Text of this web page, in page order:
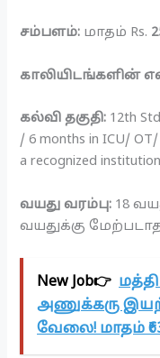
சம்பளம்: மாதம் Rs.
காலியிடங்களின்
கல்வி தகுதி: 12th
/ 6 months in ICU/
a recognized
வயது வரம்பு: 18
வயதுக்கு
New Job👉
அணுக்கரு
வேலை! மாதம்